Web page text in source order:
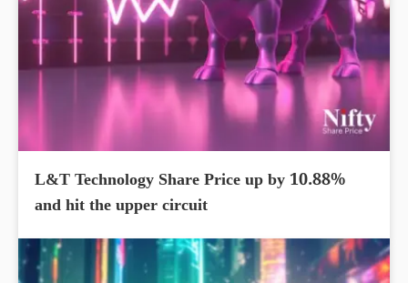
L&T Technology Share Price up by 10.88%
and hit the upper circuit